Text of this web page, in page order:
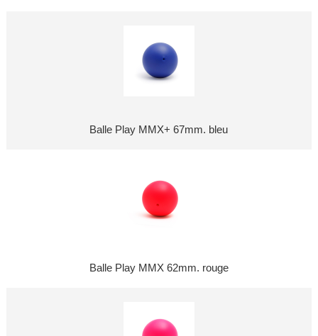
Balle Play MMX+ 67mm. bleu
Balle Play MMX 62mm. rouge